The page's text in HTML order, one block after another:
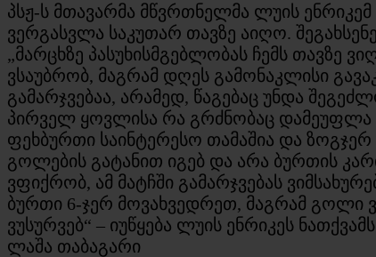
პსჟ-ს მთავარმა მწვრთნელმა ლუის
ვერგასვლა საკუთარ თავზე აიღო.
„მარცხზე პასუხისმგებლობას ჩემს თავზე
ვსაუბრობ, მაგრამ დღეს გამონაკლისი
გამარჯვებაა, არამედ, წაგებაც უნდა
პირველ ყოვლისა რა გრძნობაც დამეუფლა
ფეხბურთი საინტერესო თამაშია და
გოლების გატანით იგებ და არა ბურთის
ვფიქრობ, ამ მატჩში გამარჯვებას
ბურთი 6-ჯერ მოვახვედრეთ, მაგრამ გოლი
ვუსურვებ“ – იუწყება ლუის ენრიკეს
ლაშა თაბაგარი